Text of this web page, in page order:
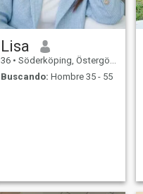
Lisa
36 • Söderköping, Östergötland, Suecia
Buscando: Hombre 35 - 55